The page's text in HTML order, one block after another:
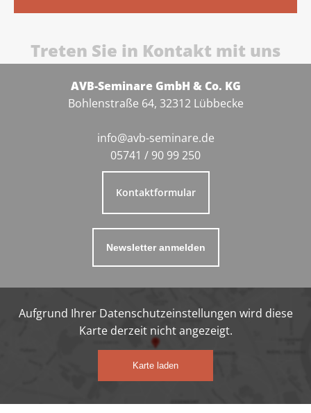
Treten Sie in Kontakt mit uns
AVB-Seminare GmbH & Co. KG
Bohlenstraße 64, 32312 Lübbecke
info@avb-seminare.de
05741 / 90 99 250
Kontaktformular
Newsletter anmelden
Aufgrund Ihrer Datenschutzeinstellungen wird diese
Karte derzeit nicht angezeigt.
Karte laden